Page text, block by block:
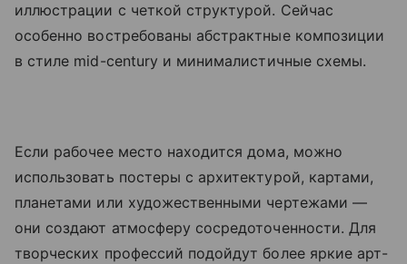
иллюстрации с четкой структурой. Сейчас
особенно востребованы абстрактные композиции
в стиле mid-century и минималистичные схемы.
Если рабочее место находится дома, можно
использовать постеры с архитектурой, картами,
планетами или художественными чертежами —
они создают атмосферу сосредоточенности. Для
творческих профессий подойдут более яркие арт-